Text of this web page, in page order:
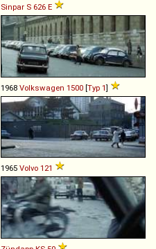
Sinpar S 626 E
1968 Volkswagen 1500 [Typ 1]
1965 Volvo 121